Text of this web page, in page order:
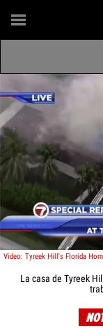
La casa de Tyreek